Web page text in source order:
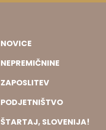
NOVICE
NEPREMIČNINE
ZAPOSLITEV
PODJETNIŠTVO
ŠTARTAJ, SLOVENIJA!